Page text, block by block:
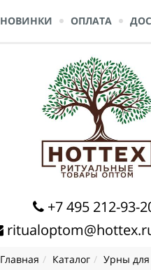
НОВИНКИ ОПЛАТА
+7 495 212-93-
Главная Каталог Урны для